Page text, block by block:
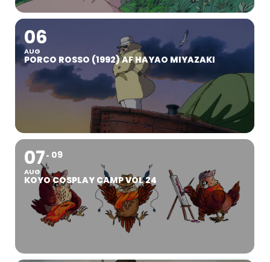
06
AUG
PORCO ROSSO (1992) AF HAYAO MIYAZAKI
07
AUG
09
KOYO COSPLAY CAMP VOL 24